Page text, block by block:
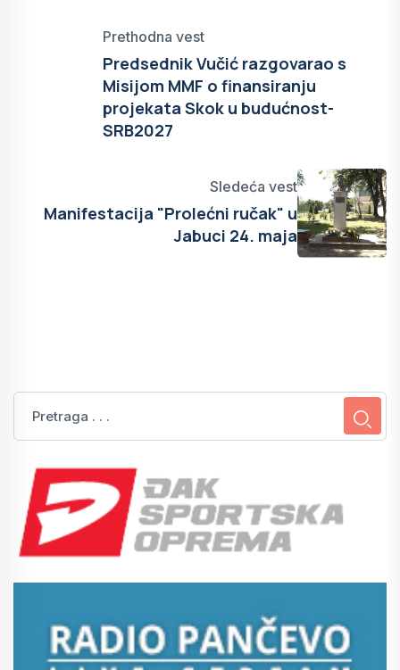
Prethodna vest
Predsednik Vučić razgovarao s
Misijom MMF o finansiranju
projekata Skok u budućnost-
SRB2027
Sledeća vest
Manifestacija "Prolećni ručak" u
Jabuci 24. maja